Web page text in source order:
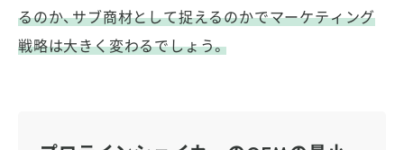
るのか、サブ商材として捉えるのかでマーケティング
戦略は大きく変わるでしょう。